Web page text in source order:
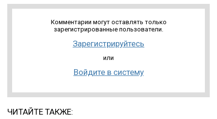
Комментарии могут оставлять только
зарегистрированные пользователи.
Зарегистрируйтесь
или
Войдите в систему
ЧИТАЙТЕ ТАКЖЕ: